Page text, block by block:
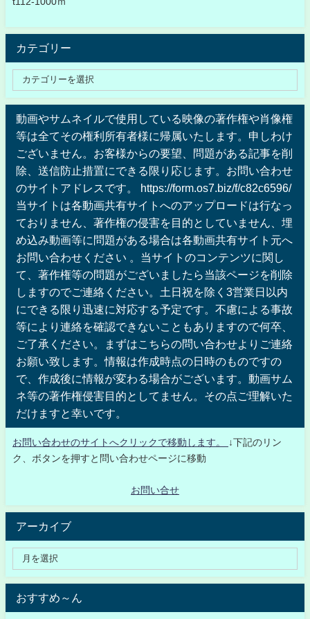
カテゴリー
動画やサムネイルで使用している映像の著作権や肖像権
等は全てその権利所有者様に帰属いたします。申しわけ
ございません。お客様からの要望、問題がある記事を削
除、送信防止措置にできる限り応じます。お問い合わせ
のサイトアドレスです。 https://form.os7.biz/f/c82c6596/
当サイトは各動画共有サイトへのアップロードは行なっ
ておりません、著作権の侵害を目的としていません、埋
め込み動画等に問題がある場合は各動画共有サイト元へ
お問い合わせください 。当サイトのコンテンツに関し
て、著作権等の問題がございましたら当該ページを削除
しますのでご連絡ください。土日祝を除く3営業日以内
にできる限り迅速に対応する予定です。不慮による事故
等により連絡を確認できないこともありますので何卒、
ご了承ください。まずはこちらの問い合わせよりご連絡
お願い致します。情報は作成時点の日時のものですの
で、作成後に情報が変わる場合がございます。動画サム
ネ等の著作権侵害目的としてません。その点ご理解いた
だけますと幸いです。
お問い合わせのサイトへクリックで移動します。
↓下記のリン
ク、ボタンを押すと問い合わせページに移動
お問い合せ
アーカイブ
おすすめ～ん